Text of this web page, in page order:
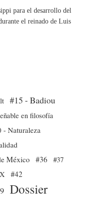
para el desarrollo del
el reinado de Luis
#15 - Badiou
en filosofía
- Naturaleza
México #36 #37
#42
Dossier